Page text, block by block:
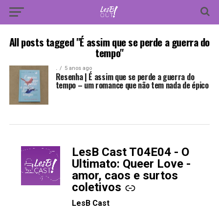
All posts tagged "É assim que se perde a guerra do
tempo"
. 5 anos ago
Resenha | É assim que se perde a guerra do
tempo – um romance que não tem nada de épico
LesB Cast T04E04 - O
Ultimato: Queer Love -
amor, caos e surtos
coletivos
-
LesB Cast